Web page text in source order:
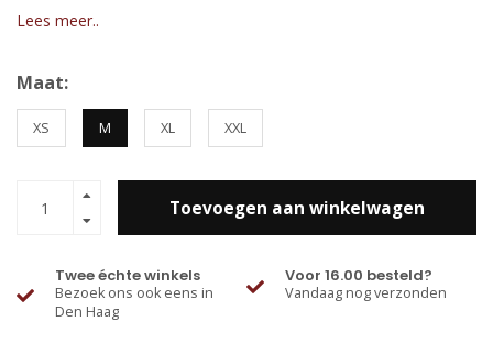
Lees meer..
Maat:
XS M XL XXL
Toevoegen aan winkelwagen
Twee échte winkels
Bezoek ons ook eens in
Den Haag
Voor 16.00 besteld?
Vandaag nog verzonden